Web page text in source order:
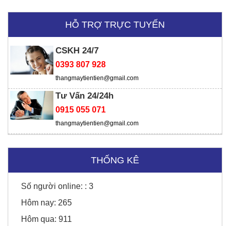
Sunny Hotel - Cao Bằng
HỖ TRỢ TRỰC TUYẾN
CSKH 24/7
0393 807 928
thangmaytientien@gmail.com
Tư Vấn 24/24h
0915 055 071
thangmaytientien@gmail.com
THỐNG KÊ
Số người online: : 3
Hôm nay: 265
Hôm qua: 911